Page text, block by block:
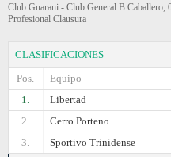
Club Guarani - Club General B Caballero,
Profesional Clausura
CLASIFICACIONES
Pos.
Equipo
1.
Libertad
2.
Cerro Porteno
3.
Sportivo Trinidense